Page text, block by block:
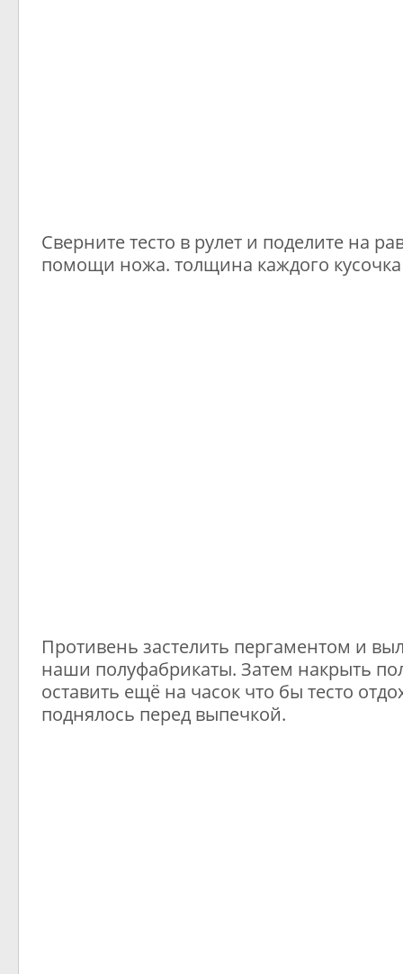
Сверните тесто в рулет и поделите на
помощи ножа. толщина каждого кусочка
Противень застелить пергаментом и
наши полуфабрикаты. Затем накрыть
оставить ещё на часок что бы тесто
поднялось перед выпечкой.